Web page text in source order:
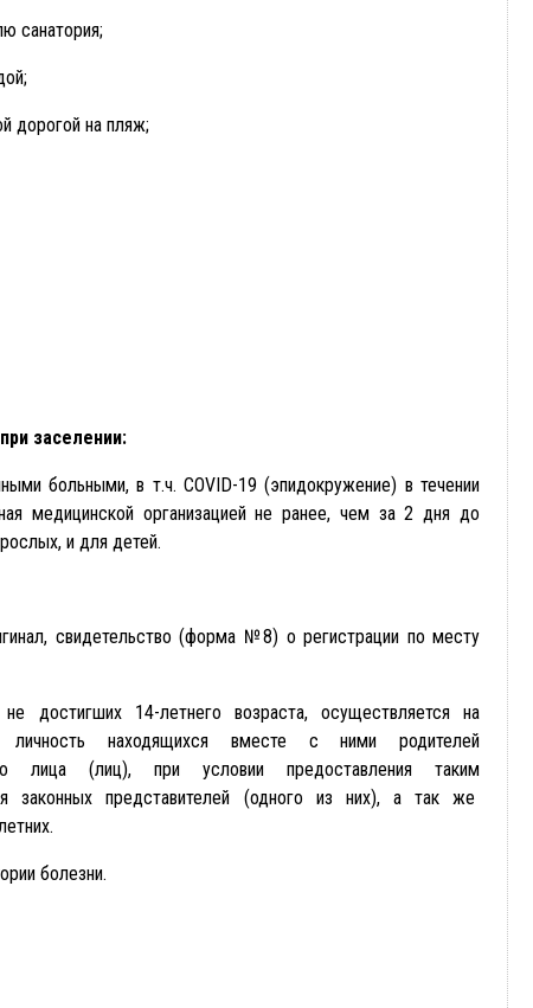
санатория;
дорогой на пляж;
заселении:
больными, в т.ч. COVID-19 (эпидокружение) в течении
медицинской организацией не ранее, чем за 2 дня до
и для детей.
свидетельство (форма №8) о регистрации по месту
достигших 14-летнего возраста, осуществляется на
личность находящихся вместе с ними родителей
лица (лиц), при условии предоставления таким
законных представителей (одного из них), а так же
болезни.